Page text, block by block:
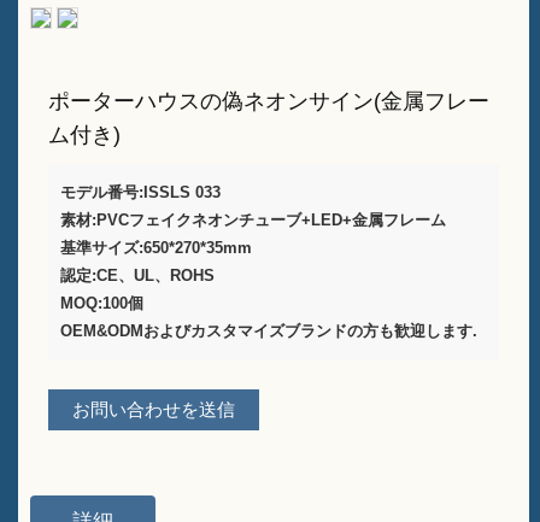
目を引く酒瓶ディスプレイデ
Aフレームの黒板看板販売中
ロバイダー
テーブル用のカスタムバーメ
ニューホルダースタンド
アイスバケツ
バートップボトルオープナー
ポーターハウスの偽ネオンサイン(金属フレー
ム付き)
モデル番号:ISSLS 033
素材:PVCフェイクネオンチューブ+LED+金属フレーム
基準サイズ:650*270*35mm
認定:CE、UL、ROHS
MOQ:100個
OEM&ODMおよびカスタマイズブランドの方も歓迎します.
お問い合わせを送信